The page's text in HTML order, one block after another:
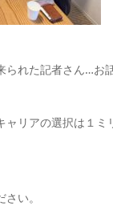
られた記者さん…お
ャリアの選択は１
い。